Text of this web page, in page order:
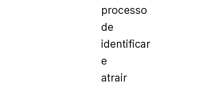
processo
de
identificar
e
atrair